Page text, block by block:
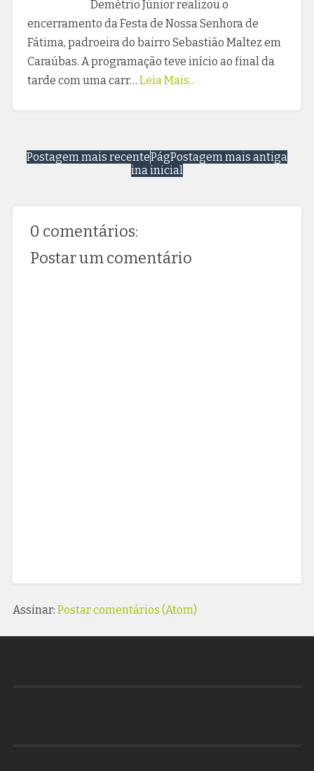
Demétrio Júnior realizou o
encerramento da Festa de Nossa Senhora de
Fátima, padroeira do bairro Sebastião Maltez em
Caraúbas. A programação teve início ao final da
tarde com uma carr… Leia Mais...
Postagem mais recente Postagem mais antiga
Pág
ina inicial
0 comentários:
Postar um comentário
Assinar: Postar comentários (Atom)